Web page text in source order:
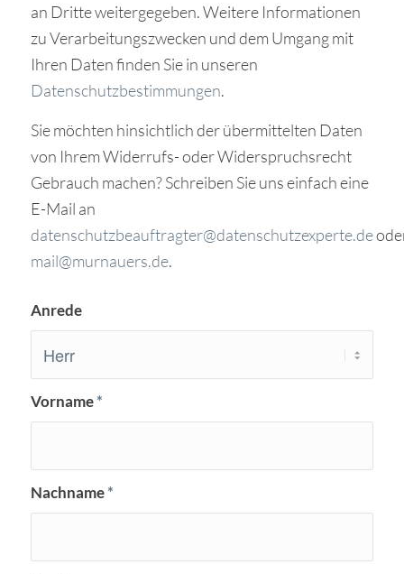
an Dritte weitergegeben. Weitere Informationen
zu Verarbeitungszwecken und dem Umgang mit
Ihren Daten finden Sie in unseren
Datenschutzbestimmungen.
Sie möchten hinsichtlich der übermittelten Daten
von Ihrem Widerrufs- oder Widerspruchsrecht
Gebrauch machen? Schreiben Sie uns einfach eine
E-Mail an
datenschutzbeauftragter@datenschutzexperte.de
mail@murnauers.de.
Anrede
Vorname *
Nachname *